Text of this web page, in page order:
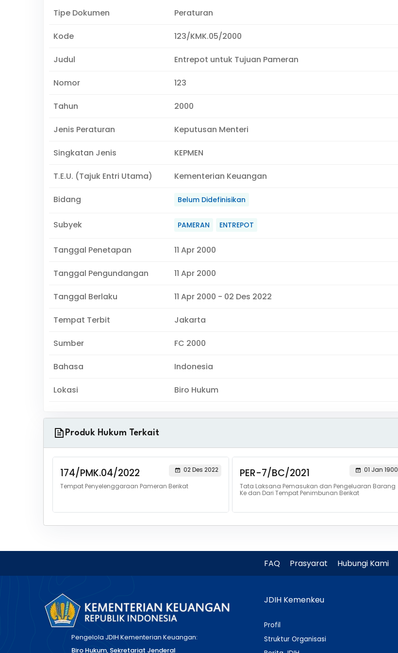
Tipe Dokumen Peraturan
Kode 123/KMK.05/2000
Judul Entrepot untuk Tujuan Pameran
Nomor 123
Tahun 2000
Jenis Peraturan Keputusan Menteri
Singkatan Jenis KEPMEN
T.E.U. (Tajuk Entri Utama) Kementerian Keuangan
Bidang Belum Didefinisikan
Subyek PAMERAN ENTREPOT
Tanggal Penetapan 11 Apr 2000
Tanggal Pengundangan 11 Apr 2000
Tanggal Berlaku 11 Apr 2000 - 02 Des 2022
Tempat Terbit Jakarta
Sumber FC 2000
Bahasa Indonesia
Lokasi Biro Hukum
Produk Hukum Terkait
174/PMK.04/2022
02 Des 2022
Tempat Penyelenggaraan Pameran Berikat
PER-7/BC/2021
01 Jan 1900
Tata Laksana Pemasukan dan Pengeluaran Barang
Ke dan Dari Tempat Penimbunan Berikat
FAQ Prasyarat Hubungi Kami
Pengelola JDIH Kementerian Keuangan:
Biro Hukum, Sekretariat Jenderal
JDIH Kemenkeu
Profil
Struktur Organisasi